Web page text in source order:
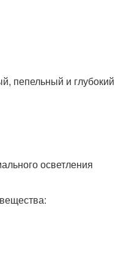
пепельный и глубокий
осветления